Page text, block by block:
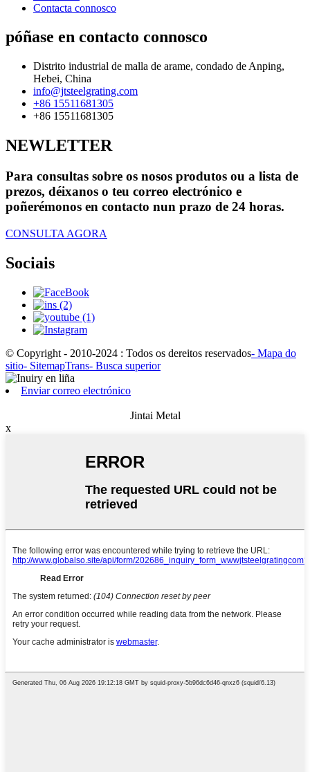
Contacta connosco
póñase en contacto connosco
Distrito industrial de malla de arame, condado de Anping,
Hebei, China
info@jtsteelgrating.com
+86 15511681305
+86 15511681305
NEWLETTER
Para consultas sobre os nosos produtos ou a lista de
prezos, déixanos o teu correo electrónico e
poñerémonos en contacto nun prazo de 24 horas.
CONSULTA AGORA
Sociais
© Copyright - 2010-2024 : Todos os dereitos reservados- Mapa do
sitio- SitemapTrans- Busca superior
Enviar correo electrónico
Jintai Metal
x